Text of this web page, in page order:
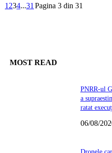
1 234...31 Pagina 3 din 31
MOST READ
PNRR-ul
a
ratat
06/08/